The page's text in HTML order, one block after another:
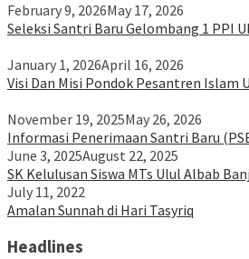
February 9, 2026May 17, 2026
Seleksi Santri Baru Gelombang 1 PPI
January 1, 2026April 16, 2026
Visi Dan Misi Pondok Pesantren Islam
November 19, 2025May 26, 2026
Informasi Penerimaan Santri Baru
June 3, 2025August 22, 2025
SK Kelulusan Siswa MTs Ulul Albab
July 11, 2022
Amalan Sunnah di Hari Tasyriq
Headlines